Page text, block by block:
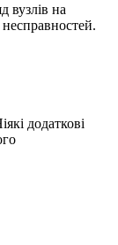
вузлів на
додаткові